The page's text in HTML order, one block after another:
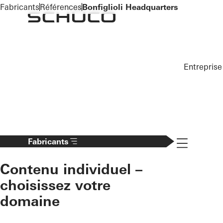
To the main content
Entreprise
Fabricants
Contenu individuel –
choisissez votre
domaine
Navigation
FabricantsRéférencesBonfiglioli Headquarters